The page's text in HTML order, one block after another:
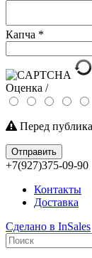
Капча *
Оценка /
Перед
Отправить
+7(927)375-09-90
Контакты
Доставка
Сделано в InSales